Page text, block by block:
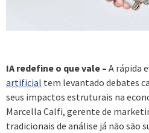
IA redefine o que vale – A rápida
artificial tem levantado debates
seus impactos estruturais na
Marcella Calfi, gerente de
tradicionais de análise já não são